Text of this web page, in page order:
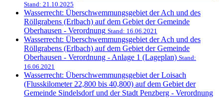
Stand: 21.10.2025
Wasserrecht: Überschwemmungsgebiet der Ach und des
Röllgrabens (Erlbach) auf dem Gebiet der Gemeinde
Oberhausen - Verordnung Stand: 16.06.2021
Wasserrecht: Überschwemmungsgebiet der Ach und des
Röllgrabens (Erlbach) auf dem Gebiet der Gemeinde
Oberhausen - Verordnung - Anlage 1 (Lageplan) Stand:
16.06.2021
Wasserrecht: Überschwemmungsgebiet der Loisach
(Flusskilometer 22,800 bis 40,800) auf dem Gebiet der
Gemeinde Sindelsdorf und der Stadt Penzberg - Verordnung